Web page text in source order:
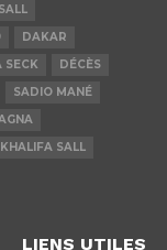
DAKAR
SECK
DÉCÈS
SADIO MANÉ
KHALIFA SALL
LIENS UTILES